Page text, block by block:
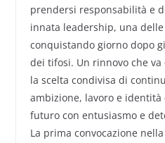
prendersi responsabilità e
innata leadership, una
conquistando giorno dopo
dei tifosi. Un rinnovo che va
la scelta condivisa di
ambizione, lavoro e
futuro con entusiasmo e
La prima convocazione